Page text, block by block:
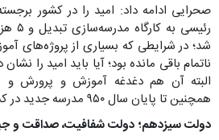
صحرایی ادامه داد: ‌‌‌‌‌‌‌‌‌‌‌‌‌‌‌‌‌‌‌‌‌‌‌‌‌‌‌‌‌‌‌‌‌‌‌‌‌‌‌‌‌‌‌‌‌‌‌‌‌‌‌‌‌‌‌‌‌‌‌‌‌‌‌‌‌‌‌‌‌‌‌‌‌‌‌‌‌‌‌‌‌‌‌‌‌‌‌‌‌‌‌‌‌‌‌‌‌امید را در کشور
ناتمام باقی مانده بود؛ آیا باید امید را
البته آن هم دغدغه آموزش و
همچنین تا پایان سال ۹۵۰ مدرسه جدید در کشور می‌سازیم.
دولت سیزدهم؛ دولت شفافیت، صداقت و